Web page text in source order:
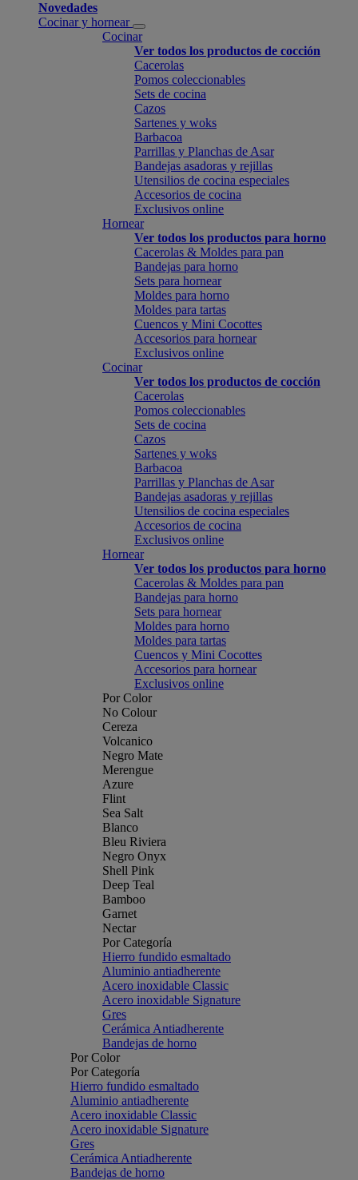
Novedades
Cocinar y hornear
Cocinar
Ver todos los productos de cocción
Cacerolas
Pomos coleccionables
Sets de cocina
Cazos
Sartenes y woks
Barbacoa
Parrillas y Planchas de Asar
Bandejas asadoras y rejillas
Utensilios de cocina especiales
Accesorios de cocina
Exclusivos online
Hornear
Ver todos los productos para horno
Cacerolas & Moldes para pan
Bandejas para horno
Sets para hornear
Moldes para horno
Moldes para tartas
Cuencos y Mini Cocottes
Accesorios para hornear
Exclusivos online
Cocinar
Ver todos los productos de cocción
Cacerolas
Pomos coleccionables
Sets de cocina
Cazos
Sartenes y woks
Barbacoa
Parrillas y Planchas de Asar
Bandejas asadoras y rejillas
Utensilios de cocina especiales
Accesorios de cocina
Exclusivos online
Hornear
Ver todos los productos para horno
Cacerolas & Moldes para pan
Bandejas para horno
Sets para hornear
Moldes para horno
Moldes para tartas
Cuencos y Mini Cocottes
Accesorios para hornear
Exclusivos online
Por Color
No Colour
Cereza
Volcanico
Negro Mate
Merengue
Azure
Flint
Sea Salt
Blanco
Bleu Riviera
Negro Onyx
Shell Pink
Deep Teal
Bamboo
Garnet
Nectar
Por Categoría
Hierro fundido esmaltado
Aluminio antiadherente
Acero inoxidable Classic
Acero inoxidable Signature
Gres
Cerámica Antiadherente
Bandejas de horno
Por Color
Por Categoría
Hierro fundido esmaltado
Aluminio antiadherente
Acero inoxidable Classic
Acero inoxidable Signature
Gres
Cerámica Antiadherente
Bandejas de horno